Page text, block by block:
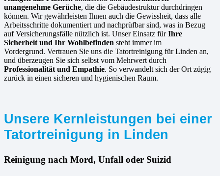
unangenehme Gerüche, die die Gebäudestruktur durchdringen
können. Wir gewährleisten Ihnen auch die Gewissheit, dass alle
Arbeitsschritte dokumentiert und nachprüfbar sind, was in Bezug
auf Versicherungsfälle nützlich ist. Unser Einsatz fürIhre
Sicherheit und Ihr Wohlbefinden steht immer im
Vordergrund. Vertrauen Sie uns die Tatortreinigung für Linden an,
und überzeugen Sie sich selbst vom Mehrwert durch
Professionalität und Empathie. So verwandelt sich der Ort zügig
zurück in einen sicheren und hygienischen Raum.
Unsere Kernleistungen bei einer
Tatortreinigung in Linden
Reinigung nach Mord, Unfall oder Suizid